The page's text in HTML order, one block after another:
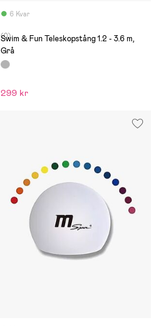
6 Kvar
(0)
Swim & Fun Teleskopstång 1.2 - 3.6 m,
Grå
299 kr